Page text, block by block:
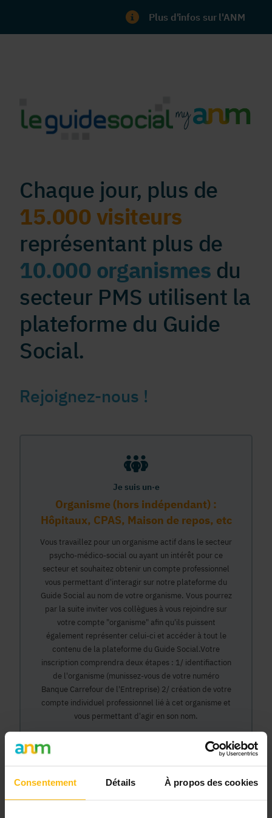
Consentement Détails À propos des cookies
Plus d'infos sur l'ANM
Chaque jour, plus de
15.000 visiteurs
représentant plus de
10.000 organismes du
secteur PMS utilisent la
plateforme du Guide
Social.
Rejoignez-nous !
Je suis un·e
Organisme (hors indépendant) :
Hôpitaux, CPAS, Maison de repos, etc
Vous travaillez pour un organisme actif dans le secteur
psycho-médico-social ou ayant un intérêt pour ce
secteur et souhaitez obtenir un compte professionnel
vous permettant d'interagir sur notre plateforme du
Guide Social au nom de votre organisme. Vous pourrez
par la suite inviter vos collègues à vous rejoindre sur
votre compte "organisme" afin qu'ils puissent
également représenter celui-ci et accéder à tout le
contenu de la plateforme du Guide Social.Votre
inscription comprendra deux étapes : 1/ identifiaction
de l'organisme (munissez-vous de votre numéro
Banque Carrefour de l'Entreprise) 2/ création de votre
compte individuel professionnel lié à cet organisme et
vous permettant d'agir en son nom.